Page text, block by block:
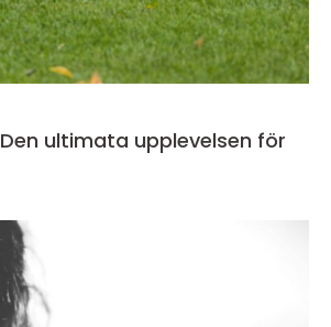
ultimata upplevelsen för